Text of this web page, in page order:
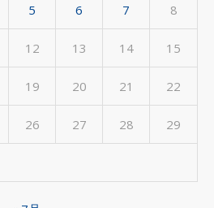
5 6 7 8
12 13 14 15
19 20 21 22
26 27 28 29